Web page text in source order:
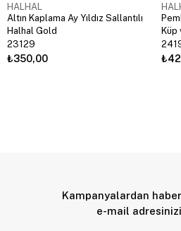
HALHAL
Altın Kaplama Ay Yıldız Sallantılı
Halhal Gold
23129
₺350,00
Küp
Kampanyalardan
e-mail adresinizi